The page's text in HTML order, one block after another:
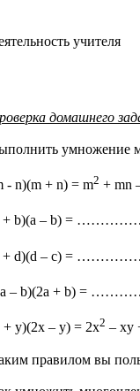
учителя
домашнего
умножение
- n)(m + n) = m2 + mn
+ b)(a – b) =
+ d)(d – c) =
– b)(2a + b) =
+ y)(2x – y) = 2x2 – xy
правилом вы